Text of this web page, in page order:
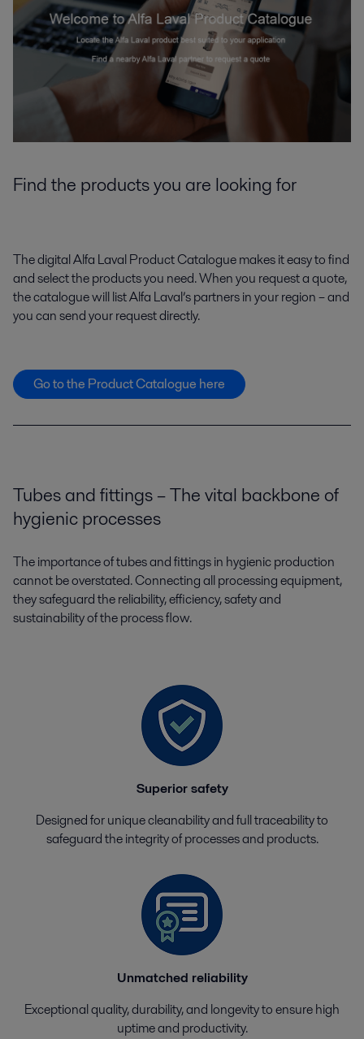
Find the products you are looking for
The digital Alfa Laval Product Catalogue makes it easy to find
and select the products you need. When you request a quote,
the catalogue will list Alfa Laval’s partners in your region – and
you can send your request directly.
Go to the Product Catalogue here
Tubes and fittings – The vital backbone of
hygienic processes
The importance of tubes and fittings in hygienic production
cannot be overstated. Connecting all processing equipment,
they safeguard the reliability, efficiency, safety and
sustainability of the process flow.
Superior safety
Designed for unique cleanability and full traceability to
safeguard the integrity of processes and products.
Unmatched reliability
Exceptional quality, durability, and longevity to ensure high
uptime and productivity.